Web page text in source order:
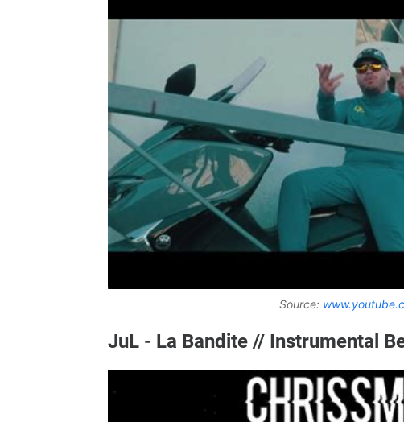
Source:
JuL - La Bandite // Instrumental